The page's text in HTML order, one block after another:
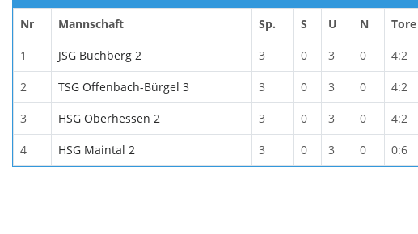
Nr Mannschaft Sp. S U N Tore
1 JSG Buchberg 2 3 0 3 0 4:2
2 TSG Offenbach-Bürgel 3 3 0 3 0 4:2
3 HSG Oberhessen 2 3 0 3 0 4:2
4 HSG Maintal 2 3 0 3 0 0:6